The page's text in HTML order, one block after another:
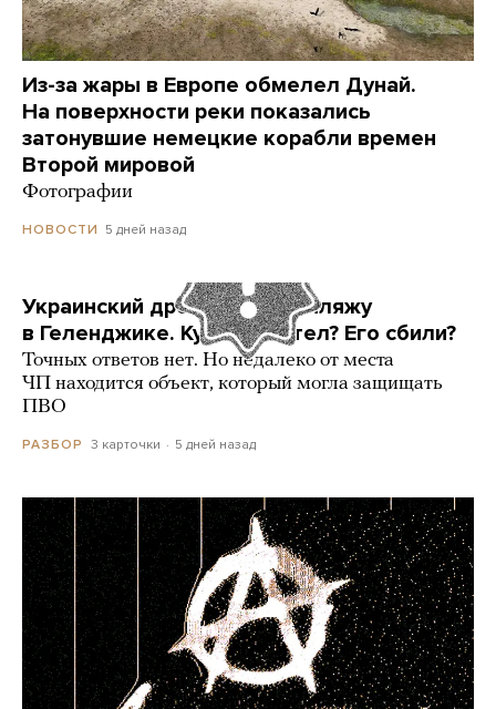
Из-за жары в Европе обмелел Дунай.
На поверхности реки показались
затонувшие немецкие корабли времен
Второй мировой
Фотографии
НОВОСТИ 5 дней назад
Украинский дрон попал по пляжу
в Геленджике. Куда он летел? Его сбили?
Точных ответов нет. Но недалеко от места
ЧП находится объект, который могла защищать
ПВО
РАЗБОР 3 карточки 5 дней назад